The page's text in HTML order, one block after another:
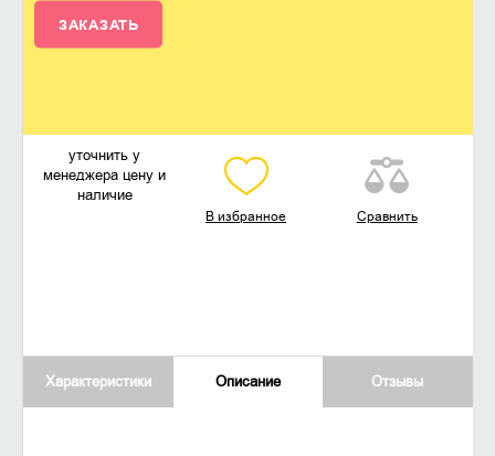
ЗАКАЗАТЬ
уточнить у
менеджера цену и
наличие
В избранное Сравнить
Характеристики Описание Отзывы